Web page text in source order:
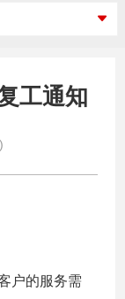
工通知
户的服务需